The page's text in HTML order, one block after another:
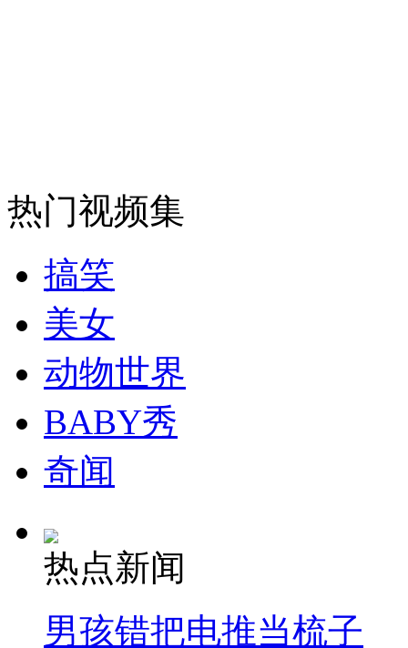
纽约上演“枕头大战”
司机酒驾遇交警 急速倒车逃窜
热门视频集
搞笑
美女
动物世界
BABY秀
奇闻
热点新闻
男孩错把电推当梳子